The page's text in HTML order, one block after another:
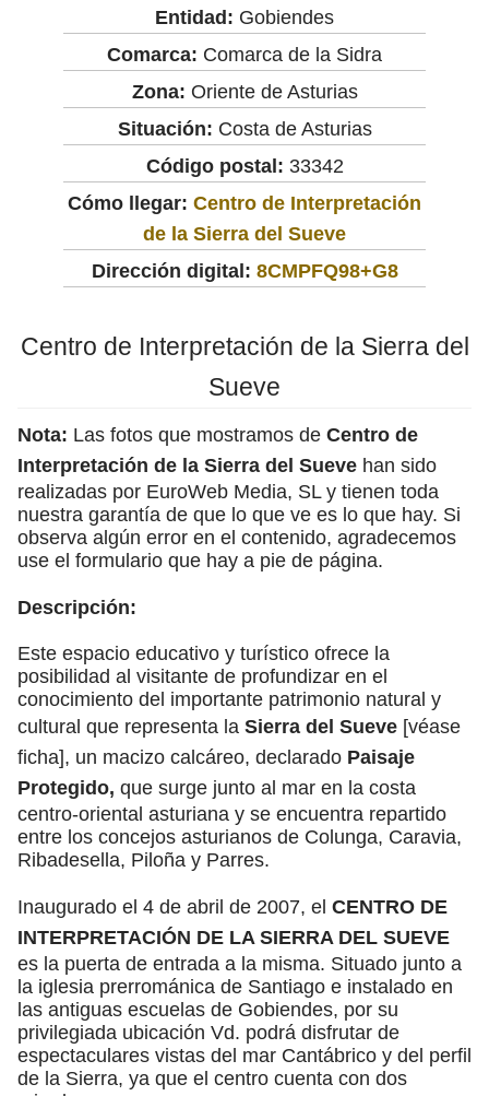
Entidad: Gobiendes
Comarca: Comarca de la Sidra
Zona: Oriente de Asturias
Situación: Costa de Asturias
Código postal: 33342
Cómo llegar: Centro de Interpretación
de la Sierra del Sueve
Dirección digital: 8CMPFQ98+G8
Centro de Interpretación de la Sierra del
Sueve
Nota: Las fotos que mostramos de Centro de
Interpretación de la Sierra del Sueve han sido
realizadas por EuroWeb Media, SL y tienen toda
nuestra garantía de que lo que ve es lo que hay. Si
observa algún error en el contenido, agradecemos
use el formulario que hay a pie de página.
Descripción:
Este espacio educativo y turístico ofrece la
posibilidad al visitante de profundizar en el
conocimiento del importante patrimonio natural y
cultural que representa la Sierra del Sueve [véase
ficha], un macizo calcáreo, declarado Paisaje
Protegido, que surge junto al mar en la costa
centro-oriental asturiana y se encuentra repartido
entre los concejos asturianos de Colunga, Caravia,
Ribadesella, Piloña y Parres.
Inaugurado el 4 de abril de 2007, el CENTRO DE
INTERPRETACIÓN DE LA SIERRA DEL SUEVE
es la puerta de entrada a la misma. Situado junto a
la iglesia prerrománica de Santiago e instalado en
las antiguas escuelas de Gobiendes, por su
privilegiada ubicación Vd. podrá disfrutar de
espectaculares vistas del mar Cantábrico y del perfil
de la Sierra, ya que el centro cuenta con dos